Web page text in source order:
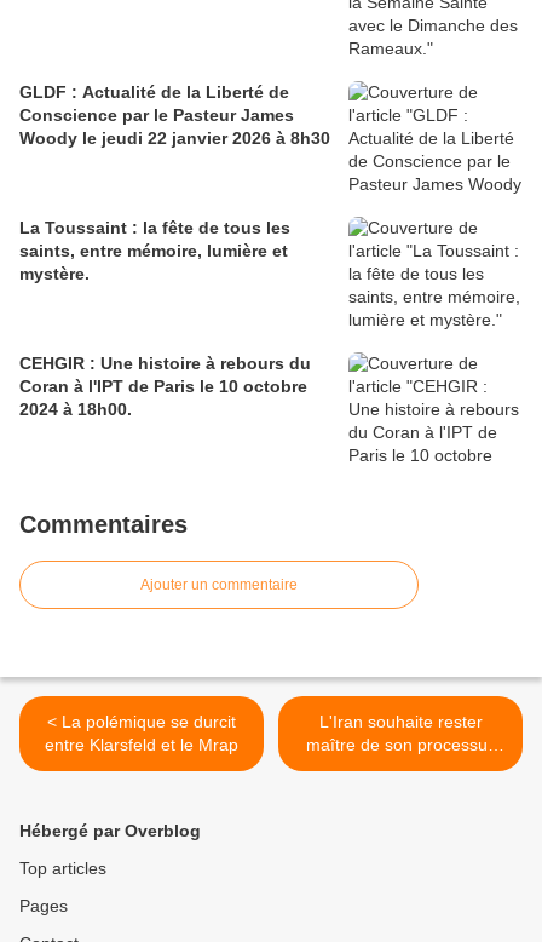
GLDF : Actualité de la Liberté de
Conscience par le Pasteur James
Woody le jeudi 22 janvier 2026 à 8h30
La Toussaint : la fête de tous les
saints, entre mémoire, lumière et
mystère.
CEHGIR : Une histoire à rebours du
Coran à l'IPT de Paris le 10 octobre
2024 à 18h00.
Commentaires
Ajouter un commentaire
< La polémique se durcit
entre Klarsfeld et le Mrap
L'Iran souhaite rester
maître de son processus
nucléaire >
Hébergé par Overblog
Top articles
Pages